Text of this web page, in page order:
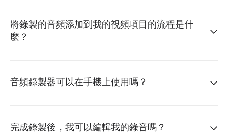
將錄製的音頻添加到我的視頻項目的流程是什
麼？
音頻錄製器可以在手機上使用嗎？
完成錄製後，我可以編輯我的錄音嗎？